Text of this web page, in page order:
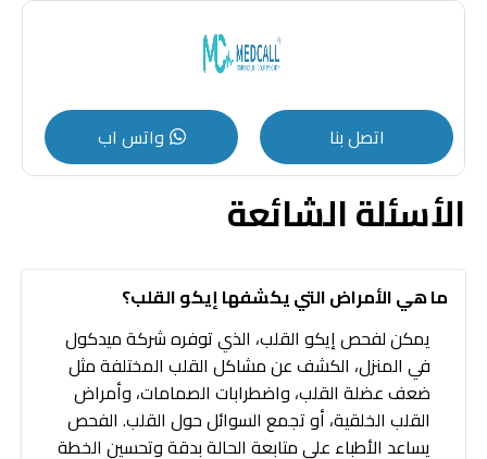
اتصل بنا واتس اب
الأسئلة الشائعة
ما هي الأمراض التي يكشفها إيكو القلب؟
يمكن لفحص إيكو القلب، الذي توفره شركة ميدكول
في المنزل، الكشف عن مشاكل القلب المختلفة مثل
ضعف عضلة القلب، واضطرابات الصمامات، وأمراض
القلب الخلقية، أو تجمع السوائل حول القلب. الفحص
يساعد الأطباء على متابعة الحالة بدقة وتحسين الخطة